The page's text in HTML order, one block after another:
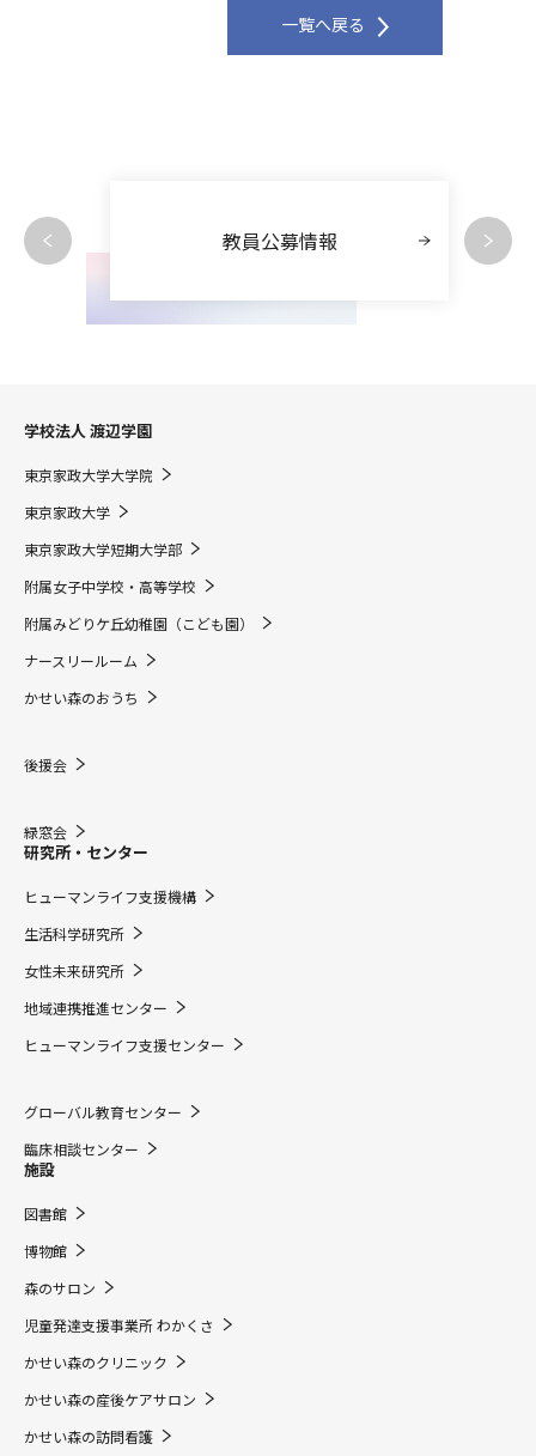
一覧へ戻る
教員公募情報
学校法人 渡辺学園
東京家政大学大学院
東京家政大学
東京家政大学短期大学部
附属女子中学校・高等学校
附属みどりケ丘幼稚園（こども園）
ナースリールーム
かせい森のおうち
後援会
緑窓会
研究所・センター
ヒューマンライフ支援機構
生活科学研究所
女性未来研究所
地域連携推進センター
ヒューマンライフ支援センター
グローバル教育センター
臨床相談センター
施設
図書館
博物館
森のサロン
児童発達支援事業所 わかくさ
かせい森のクリニック
かせい森の産後ケアサロン
かせい森の訪問看護